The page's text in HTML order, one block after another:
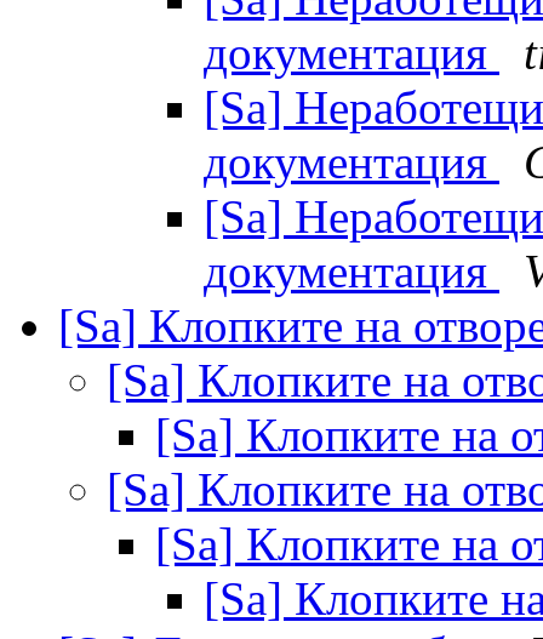
документация
[Sa]
документация
[Sa]
документация
[Sa] Клопките на
[Sa] Клопките на
[Sa] Клопките на
[Sa] Клопките на
[Sa] Клопките на
[Sa] Клопките